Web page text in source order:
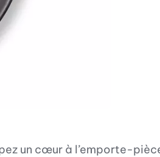
un cœur à l’emporte-